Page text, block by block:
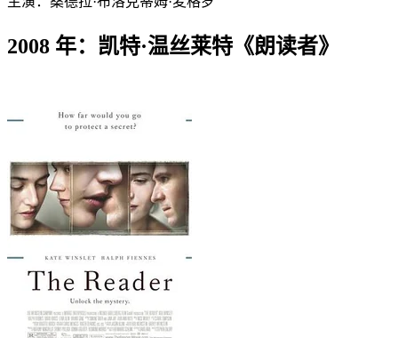
2008 年：凯特·温丝莱特《朗读者》